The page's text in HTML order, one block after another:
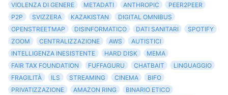
VIOLENZA DI GENERE
METADATI ANTHROPIC
PEER2PEER
P2P
SVIZZERA KAZAKISTAN
DIGITAL OMNIBUS
OPENSTREETMAP
DISINFORMATICO DATI SANITARI
SPOTIFY
ZOOM
CENTRALIZZAZIONE AWS
AUTISTICI
INTELLIGENZA INESISTENTE
HARD DISK
MEMA
FAIR TAX FOUNDATION
FUFFAGURU CHATBAIT
LINGUAGGIO
FRAGILITÀ
ILS STREAMING CINEMA
BIFO
PRIVATIZZAZIONE
AMAZON RING
BINARIO ETICO